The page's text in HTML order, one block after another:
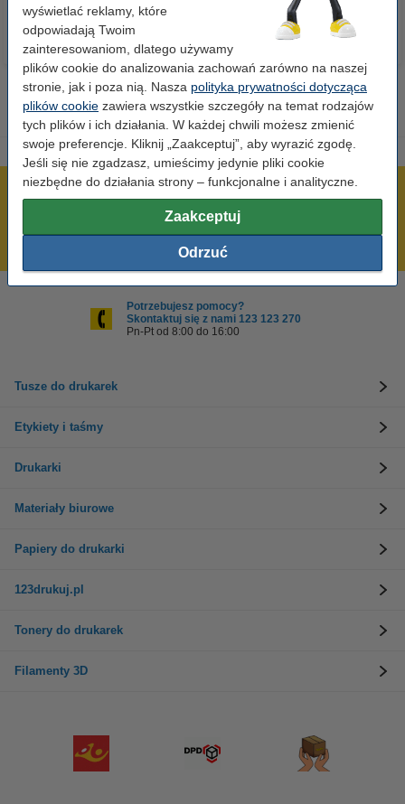
wyświetlać reklamy, które
odpowiadają Twoim
zainteresowaniom, dlatego używamy
plików cookie do analizowania zachowań zarówno na naszej
stronie, jak i poza nią. Nasza polityka prywatności dotycząca
plików cookie zawiera wszystkie szczegóły na temat rodzajów
tych plików i ich działania. W każdej chwili możesz zmienić
swoje preferencje. Kliknij „Zaakceptuj”, aby wyrazić zgodę.
Jeśli się nie zgadzasz, umieścimy jedynie pliki cookie
niezbędne do działania strony – funkcjonalne i analityczne.
Zaakceptuj
Odrzuć
600 tysięcy zadowolonych klientów
Potrzebujesz pomocy?
Skontaktuj się z nami 123 123 270
Pn-Pt od 8:00 do 16:00
Tusze do drukarek
Etykiety i taśmy
Drukarki
Materiały biurowe
Papiery do drukarki
123drukuj.pl
Tonery do drukarek
Filamenty 3D